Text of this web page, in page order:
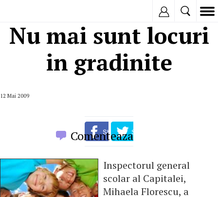
Nu mai sunt locuri
in gradinite
12 Mai 2009
Comenteaza
Inspectorul general
scolar al Capitalei,
Mihaela Florescu, a